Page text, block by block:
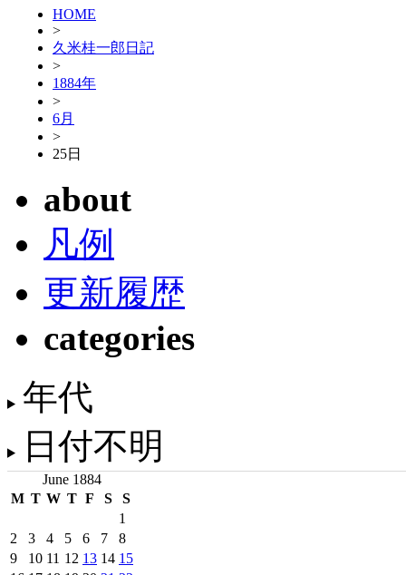
HOME
>
久米桂一郎日記
>
1884年
>
6月
>
25日
about
凡例
更新履歴
categories
年代
日付不明
June 1884
M T W T F S S
1
2
3 4 5 6 7
8
9
10 11 12 13 14 15